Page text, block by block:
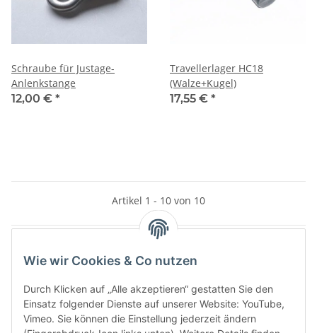
Schraube für Justage-
Anlenkstange
12,00 € *
Travellerlager HC18
(Walze+Kugel)
17,55 € *
Artikel 1 - 10 von 10
Wie wir Cookies & Co nutzen
Durch Klicken auf „Alle akzeptieren“ gestatten Sie den
Einsatz folgender Dienste auf unserer Website: YouTube,
Vimeo. Sie können die Einstellung jederzeit ändern